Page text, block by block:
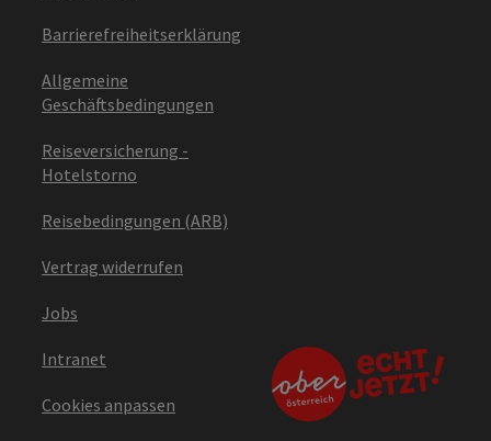
Barrierefreiheitserklärung
Allgemeine
Geschäftsbedingungen
Reiseversicherung -
Hotelstorno
Reisebedingungen (ARB)
Vertrag widerrufen
Jobs
Intranet
Cookies anpassen